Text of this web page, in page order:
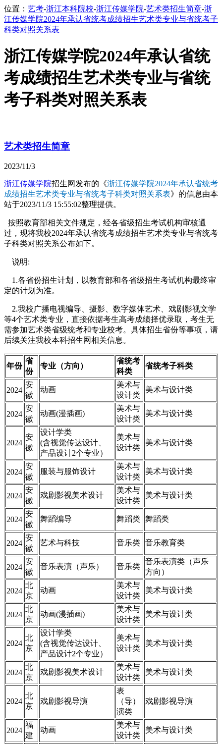
位置： 艺考-浙江本科院校-浙江传媒学院-艺术类招生简章-浙
江传媒学院2024年承认省统考成绩招生艺术类专业与省统考子
科类对照关系表
浙江传媒学院2024年承认省统
考成绩招生艺术类专业与省统
考子科类对照关系表
艺术类招生简章
2023/11/3
浙江传媒学院招生网发布的《浙江传媒学院2024年承认省统考
成绩招生艺术类专业与省统考子科类对照关系表》的信息由本
站于2023/11/3 15:55:02整理提供。
按照教育部相关文件规定，经各省级招生考试机构审核通
过，现将我校2024年承认省统考成绩招生艺术类专业与省统考
子科类对照关系公布如下。
说明:
1.各省份招生计划，以教育部和各省级招生考试机构最终审
定的计划为准。
2.我校广播电视编导、摄影、数字媒体艺术、戏剧影视文学
等4个艺术类专业，直接依据考生高考成绩择优录取，考生无
需参加艺术类省级统考和专业校考。具体招生省份等事项，请
后续关注我校本科招生网相关信息。
年份
省
份
专业（方向）
省统考
科类
省统考子科类
2024
安
徽
动画
美术与
设计类
美术与设计类
2024
安
徽
动画(漫插画)
美术与
设计类
美术与设计类
2024
安
徽
设计学类
(含视觉传达设计、
产品设计2个专业）
美术与
设计类
美术与设计类
2024
安
徽
服装与服饰设计
美术与
设计类
美术与设计类
2024
安
徽
戏剧影视美术设计
美术与
设计类
美术与设计类
2024
安
徽
舞蹈编导 舞蹈类 舞蹈类
2024
安
徽
艺术与科技 音乐类 音乐教育类
2024
安
徽
音乐表演（声乐） 音乐类
音乐表演类（声乐
方向）
2024
北
京
动画
美术与
设计类
美术与设计类
2024
北
京
动画(漫插画)
美术与
设计类
美术与设计类
2024
北
京
设计学类
(含视觉传达设计、
产品设计2个专业）
美术与
设计类
美术与设计类
2024
北
京
戏剧影视美术设计
美术与
设计类
美术与设计类
2024
北
京
戏剧影视导演
表
（导）
演类
戏剧影视导演
2024
福
建
动画
美术与
设计类
美术与设计类